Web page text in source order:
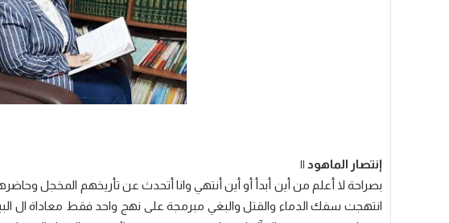
إنتصار الماهود ||
بصراحة لا أعلم من أين أبدأ أو أين أنتهي وانا أتحدث عن تأريخهم المخجل
انتهجت سفك الدماء والقتل والبغي مبرمجة على نهج واحد فقط معاداة ال